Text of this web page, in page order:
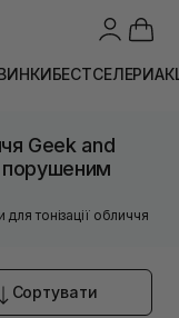
БЕСТСЕЛЕРИ
Geek and
порушеним
для тонізації обличчя
Сортувати